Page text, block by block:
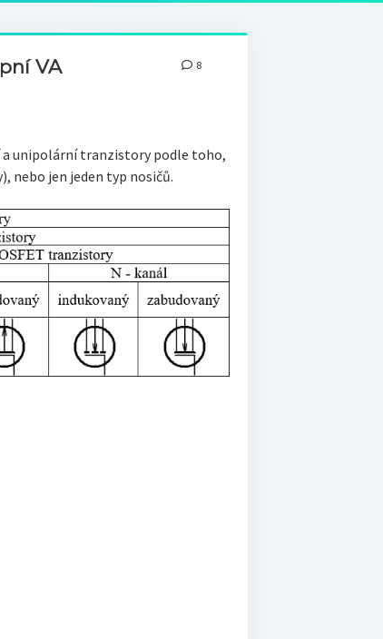
VA
8
a unipolární tranzistory podle toho,
nebo jen jeden typ nosičů.